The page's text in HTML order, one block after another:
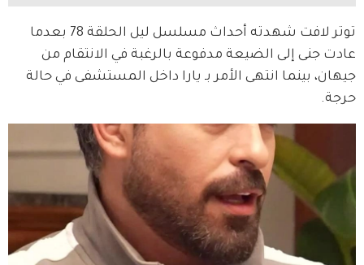
* ملخص بالـ AI.. يُرجى الرجوع إلى النص الأصلي للتفاصيل.
توتر لافت شهدته أحداث مسلسل ليل الحلقة 78 بعدما
عادت جنى إلى الضيعة مدفوعة بالرغبة في الانتقام من
جيهان، بينما انتهى الأمر بـ يارا داخل المستشفى في حالة
حرجة.